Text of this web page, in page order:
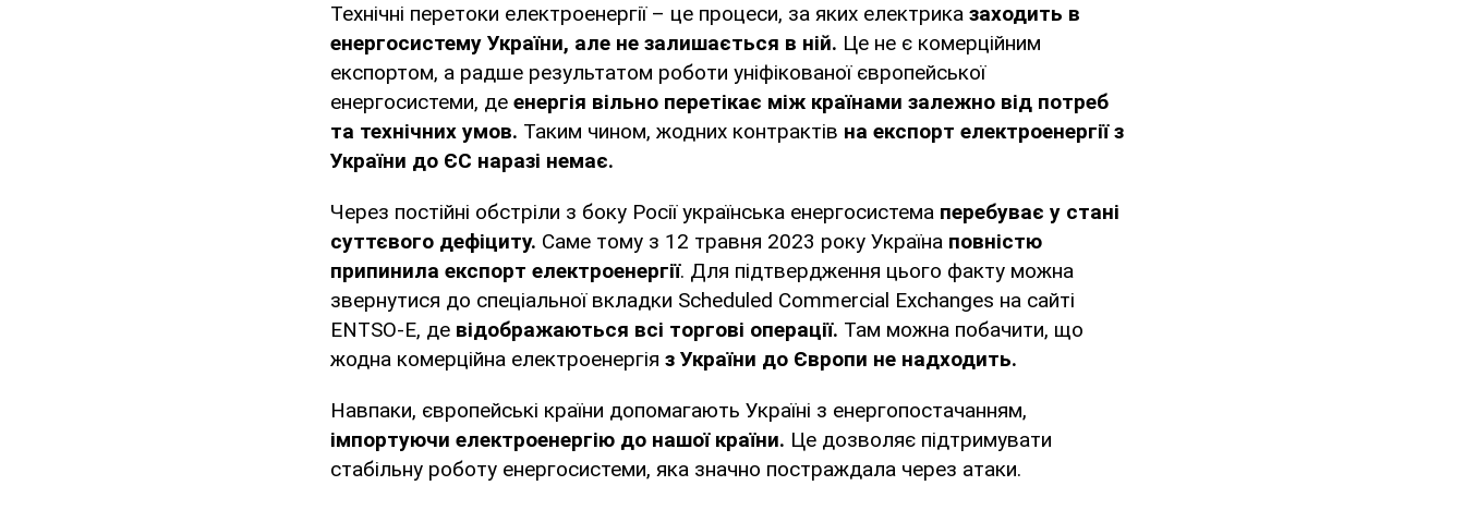
Технічні перетоки електроенергії – це процеси, за яких електрика заходить в
енергосистему України, але не залишається в ній. Це не є комерційним
експортом, а радше результатом роботи уніфікованої європейської
енергосистеми, де енергія вільно перетікає між країнами залежно від потреб
та технічних умов. Таким чином, жодних контрактів на експорт електроенергії з
України до ЄС наразі немає.
Через постійні обстріли з боку Росії українська енергосистема перебуває у стані
суттєвого дефіциту. Саме тому з 12 травня 2023 року Україна повністю
припинила експорт електроенергії. Для підтвердження цього факту можна
звернутися до спеціальної вкладки Scheduled Commercial Exchanges на сайті
ENTSO-E, де відображаються всі торгові операції. Там можна побачити, що
жодна комерційна електроенергія з України до Європи не надходить.
Навпаки, європейські країни допомагають Україні з енергопостачанням,
імпортуючи електроенергію до нашої країни. Це дозволяє підтримувати
стабільну роботу енергосистеми, яка значно постраждала через атаки.